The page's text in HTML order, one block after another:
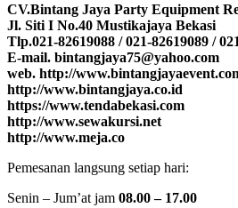
CV.Bintang Jaya Party Equipment
Jl. Siti I No.40 Mustikajaya Bekasi
Tlp.021-82619088 / 021-82619089 /
E-mail. bintangjaya75@yahoo.com
web. http://
http://www.bintangjaya.co.id
https://www.tendabekasi.com
http://www.sewakursi.net
http://www.meja.co
Pemesanan langsung setiap hari:
Senin – Jum’at jam 08.00 – 17.00